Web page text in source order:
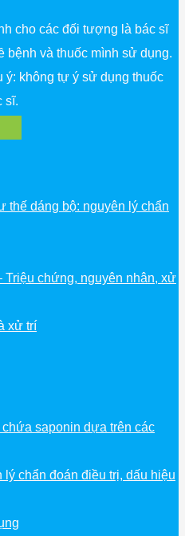
cho các đối tượng là bác sĩ
bệnh và thuốc mình sử dụng.
ý: không tự ý sử dụng thuốc
sĩ.
thế dáng bộ: nguyên lý chẩn
Triệu chứng, nguyên nhân, xử
xử trí
saponin dựa trên các
lý chẩn đoán điều trị, dấu hiệu